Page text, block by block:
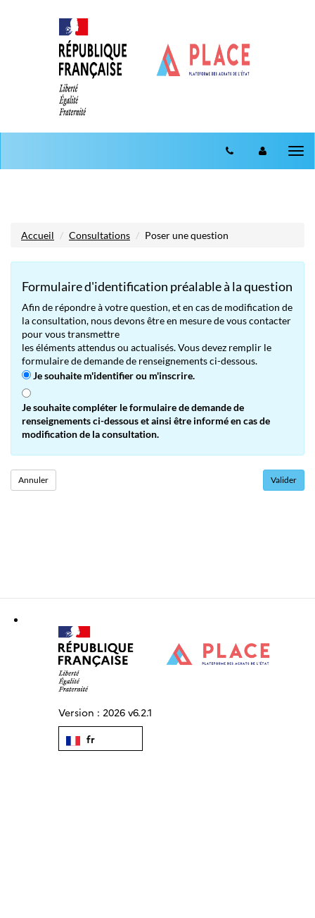
Accueil Consultations Poser une question
Formulaire d'identification préalable à la question
Afin de répondre à votre question, et en cas de modification de
la consultation, nous devons être en mesure de vous contacter
pour vous transmettre
les éléments attendus ou actualisés. Vous devez remplir le
formulaire de demande de renseignements ci-dessous.
Je souhaite m'identifier ou m'inscrire.
Je souhaite compléter le formulaire de demande de
renseignements ci-dessous et ainsi être informé en cas de
modification de la consultation.
Version : 2026 v6.2.1
fr